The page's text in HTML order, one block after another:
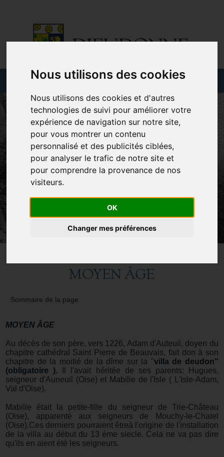
Nous utilisons des cookies
Nous utilisons des cookies et d'autres
technologies de suivi pour améliorer votre
expérience de navigation sur notre site,
pour vous montrer un contenu
personnalisé et des publicités ciblées,
pour analyser le trafic de notre site et
pour comprendre la provenance de nos
visiteurs.
OK
Changer mes préférences
MOYEN ÂGE
Sommaire de la page
MOYEN ÂGE
Au décès de son père, vers 1226, Adam d'Auteuil, doyen du
chapitre cathédral Saint Pierre de Beauvais, fait don à son
chapitre de la moitié de la dîme sur la "villa de deudon"
(obligatoire ).
Il l'avait héritée de ses parents: Hugues,
seigneur d'Auneuil (Oise) et Mabilie de l'Isle ( L'Isle-Adam,
Val d'Oise).
Mabilie était la petite-fille du seigneur de Trie-Château
(Oise), apparenté aux seigneurs de Mouchy-le-Chatel
(Oise).Ces derniers pourraient êtreà l'origine de l'installation
de la villa au début du 13 éme siecle. Cela ne va pas dire
qu'ils en aient été les seigneurs.